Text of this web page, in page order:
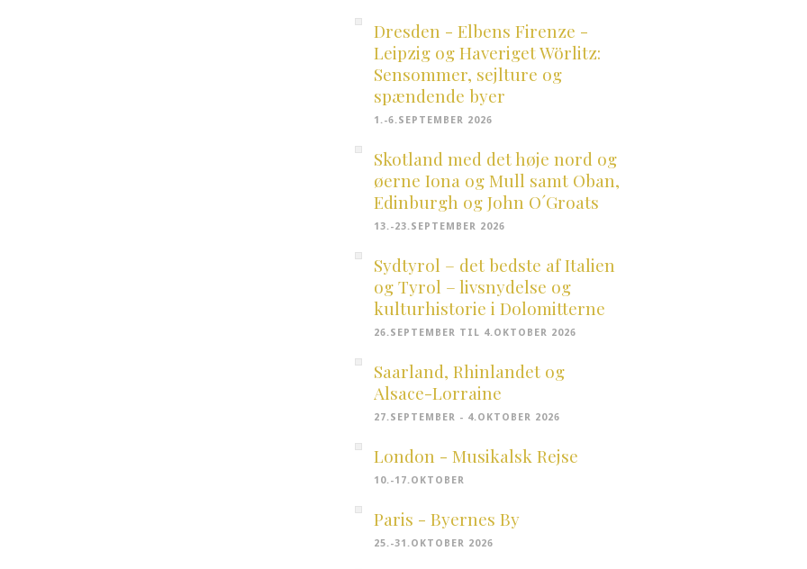
Dresden - Elbens Firenze -
Leipzig og Haveriget Wörlitz:
Sensommer, sejlture og
spændende byer
1.-6.SEPTEMBER 2026
Skotland med det høje nord og
øerne Iona og Mull samt Oban,
Edinburgh og John O´Groats
13.-23.SEPTEMBER 2026
Sydtyrol – det bedste af Italien
og Tyrol – livsnydelse og
kulturhistorie i Dolomitterne
26.SEPTEMBER TIL 4.OKTOBER 2026
Saarland, Rhinlandet og
Alsace-Lorraine
27.SEPTEMBER - 4.OKTOBER 2026
London - Musikalsk Rejse
10.-17.OKTOBER
Paris - Byernes By
25.-31.OKTOBER 2026